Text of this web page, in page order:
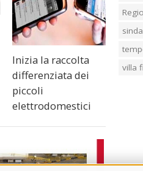
Inizia la raccolta
differenziata dei
piccoli
elettrodomestici
villa